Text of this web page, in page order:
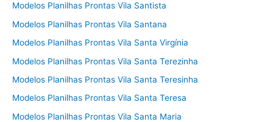
Modelos Planilhas Prontas Vila Santista
Modelos Planilhas Prontas Vila Santana
Modelos Planilhas Prontas Vila Santa Virgínia
Modelos Planilhas Prontas Vila Santa Terezinha
Modelos Planilhas Prontas Vila Santa Teresinha
Modelos Planilhas Prontas Vila Santa Teresa
Modelos Planilhas Prontas Vila Santa Maria